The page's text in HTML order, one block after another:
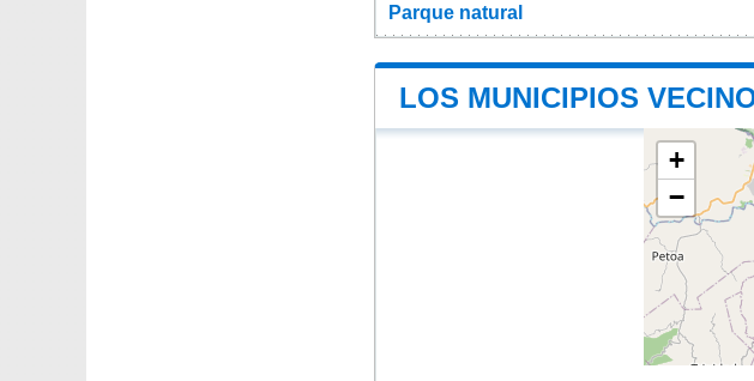
Parque natural
LOS MUNICIPIOS
+
−